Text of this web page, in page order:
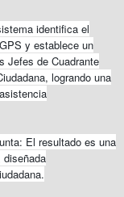
identifica el
y establece un
Jefes de Cuadrante
logrando una
El resultado es una